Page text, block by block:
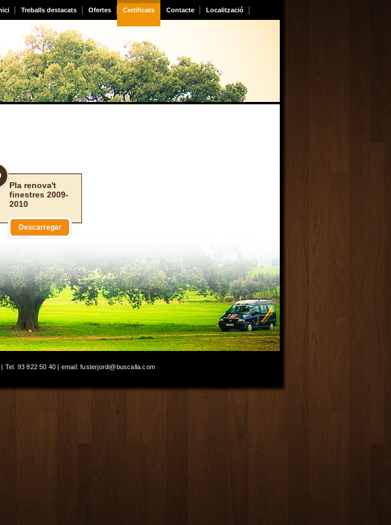
Treballs destacats Ofertes Certificats Contacte Localització
Pla renova't
finestres 2009-
2010
Descarregar
Tel. 93 822 50 40 | email:fusterjordi@buscalla.com